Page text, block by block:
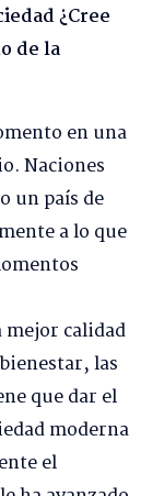
¿Cree
de la
en una
Naciones
un país de
a lo que
mejor calidad
las
que dar el
moderna
el